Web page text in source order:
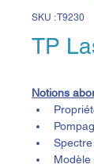
SKU : T9230
TP
Notions
Spectre